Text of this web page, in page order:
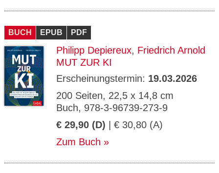
BUCH EPUB PDF
Philipp Depiereux, Friedrich Arnold
MUT ZUR KI
Erscheinungstermin: 19.03.2026
200 Seiten, 22,5 x 14,8 cm
Buch, 978-3-96739-273-9
€ 29,90 (D) | € 30,80 (A)
Zum Buch